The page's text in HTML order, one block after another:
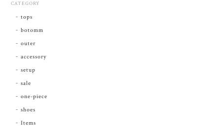
CATEGORY
tops
botomm
outer
accessory
setup
sale
one-piece
shoes
Items